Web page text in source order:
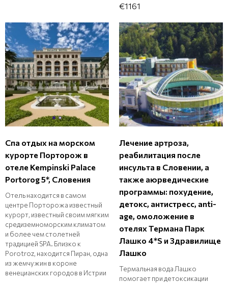
€1161
Спа отдых на морском
курорте Порторож в
отеле Kempinski Palace
Portorog 5*, Словения
Отель находится в самом
центре Порторожа известный
курорт, известный своим мягким
средиземноморским климатом
и более чем столетней
традицией SPA. Близко к
Porotroz, находится Пиран, одна
из жемчужин в короне
венецианских городов в Истрии
Лечение артроза,
реабилитация после
инсульта в Словении, а
также аюрведические
программы: похудение,
детокс, антистресс, anti-
age, омоложение в
отелях Термана Парк
Лашко 4*S и Здравилище
Лашко
Термальная вода Лашко
помогает при детоксикации